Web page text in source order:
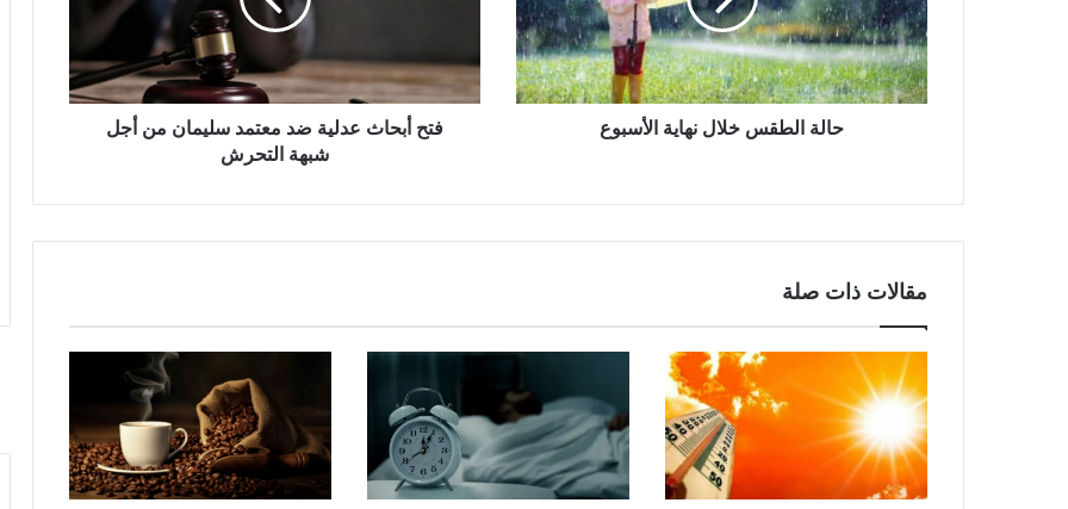
حالة الطقس خلال نهاية الأسبوع
فتح أبحاث عدلية ضد معتمد سليمان من أجل
شبهة التحرش
مقالات ذات صلة